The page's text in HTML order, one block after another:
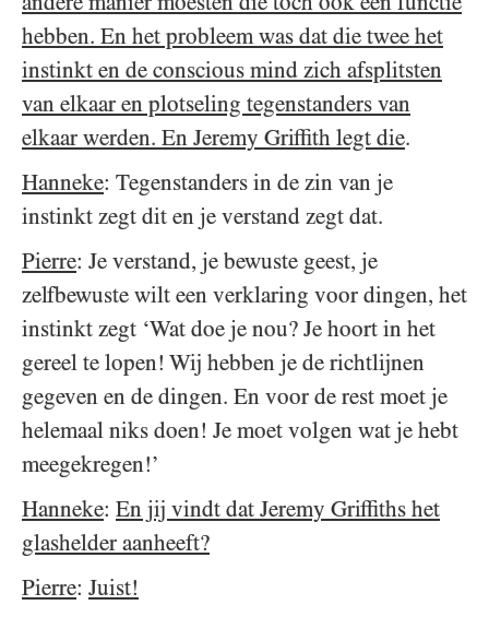
hebben. En het probleem was dat die twee het
instinkt en de conscious mind zich afsplitsten
van elkaar en plotseling tegenstanders van
elkaar werden. En Jeremy Griffith legt die.
Hanneke: Tegenstanders in de zin van je
instinkt zegt dit en je verstand zegt dat.
Pierre: Je verstand, je bewuste geest, je
zelfbewuste wilt een verklaring voor dingen, het
instinkt zegt ‘Wat doe je nou? Je hoort in het
gereel te lopen! Wij hebben je de richtlijnen
gegeven en de dingen. En voor de rest moet je
helemaal niks doen! Je moet volgen wat je hebt
meegekregen!’
Hanneke: En jij vindt dat Jeremy Griffiths het
glashelder aanheeft?
Pierre: Juist!